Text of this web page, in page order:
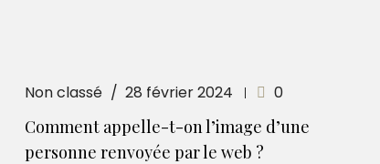
Non classé 28 février 2024 0
Comment appelle-t-on l’image d’une
personne renvoyée par le web ?